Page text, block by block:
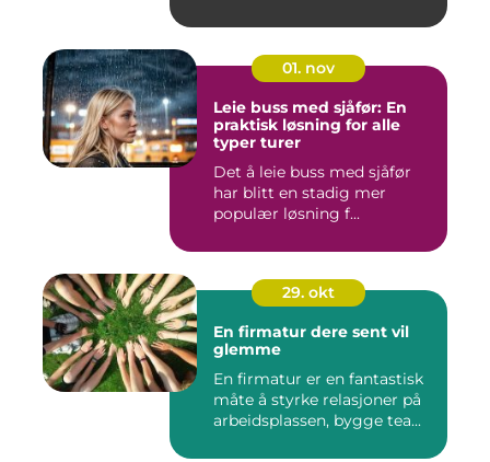
01. nov
Leie buss med sjåfør: En
praktisk løsning for alle
typer turer
Det å leie buss med sjåfør
har blitt en stadig mer
populær løsning f...
29. okt
En firmatur dere sent vil
glemme
En firmatur er en fantastisk
måte å styrke relasjoner på
arbeidsplassen, bygge tea...